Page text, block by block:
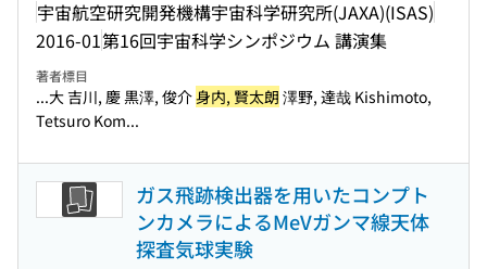
宇宙航空研究開発機構宇宙科学研究所(JAXA)(ISAS)
2016-01第16回宇宙科学シンポジウム 講演集
著者標目
...大 吉川, 慶 黒澤, 俊介身内, 賢太朗 澤野, 達哉 Kishimoto,
Tetsuro Kom...
ガス飛跡検出器を用いたコンプト
ンカメラによるMeVガンマ線天体
探査気球実験